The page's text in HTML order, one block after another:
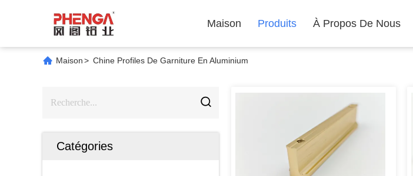
Maison Produits À Propos De Nous
Maison> Chine Profiles De Garniture En Aluminium
Catégories